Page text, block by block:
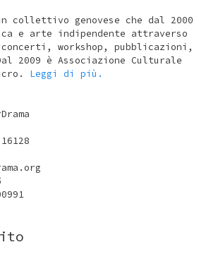
collettivo genovese che dal 2000
e arte indipendente attraverso
workshop, pubblicazioni,
2009 è Associazione Culturale
Leggi di più.